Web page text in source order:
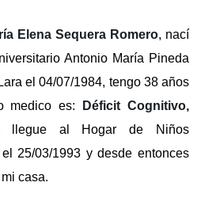
Elena Sequera Romero, nací
Antonio María Pineda
el 04/07/1984, tengo 38 años
medico es:
Déficit Cognitivo,
llegue al Hogar de Niños
el 25/03/1993 y desde entonces
casa.